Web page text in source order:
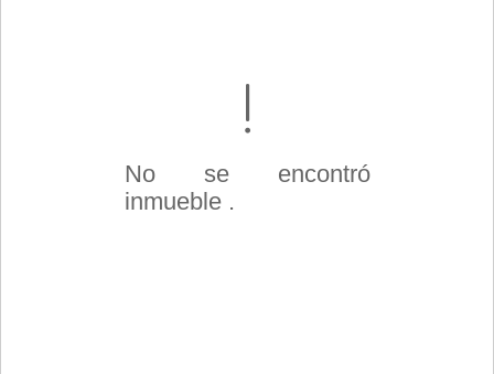
No se encontró
inmueble .